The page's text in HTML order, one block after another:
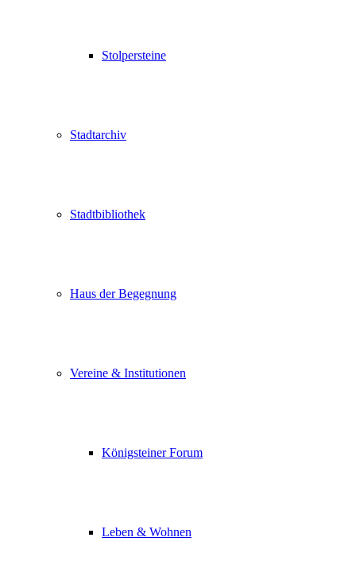
Stolpersteine
Stadtarchiv
Stadtbibliothek
Haus der Begegnung
Vereine & Institutionen
Königsteiner Forum
Leben & Wohnen